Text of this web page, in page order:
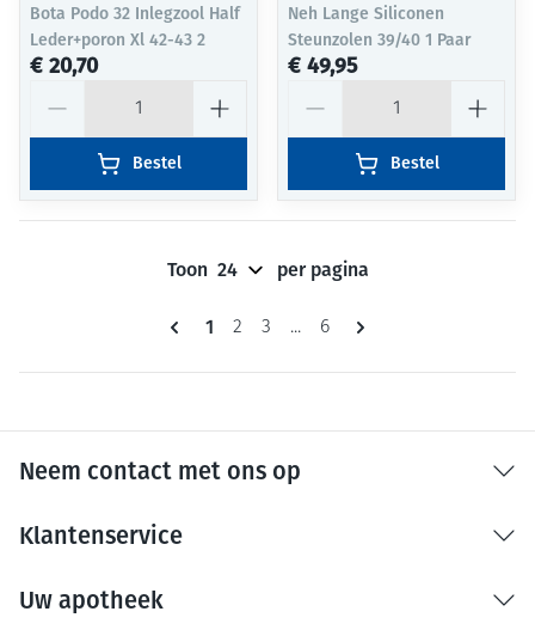
Bota Podo 32 Inlegzool Half
Leder+poron Xl 42-43 2
€ 20,70
Bestel
Neh Lange Siliconen
Steunzolen 39/40 1 Paar
€ 49,95
Bestel
Pagina's
U lees momenteel pagina
1 Pagina
2 Pagina
3 ... Pagina
6
Toon per pagina
Neem contact met ons op
Klantenservice
Uw apotheek